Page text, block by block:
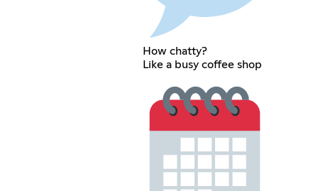
How chatty?
Like a busy coffee shop